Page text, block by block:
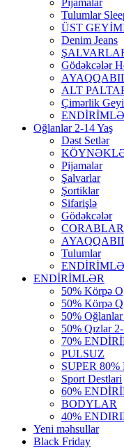
Pijamalar
Tulumlar
ÜST
Denim Jeans
Gödəkcələr
ALT
Çimərlik
Oğlanlar 2-14 Yaş
Dəst Setlər
Pijamalar
Şalvarlar
Şortiklar
Sifarişlə
Gödəkcələr
Tulumlar
ENDİRİMLƏR
50% Körpə
50% Körpə
50%
50% Qızlar
70%
PULSUZ
SUPER
Sport Destlari
60%
BODYLAR
40%
Yeni məhsullar
Black Friday